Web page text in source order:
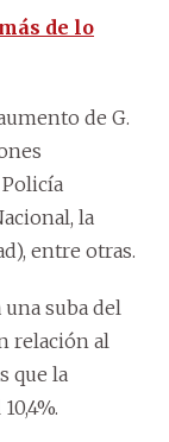
de lo
de G.
la
entre otras.
suba del
relación al
que la